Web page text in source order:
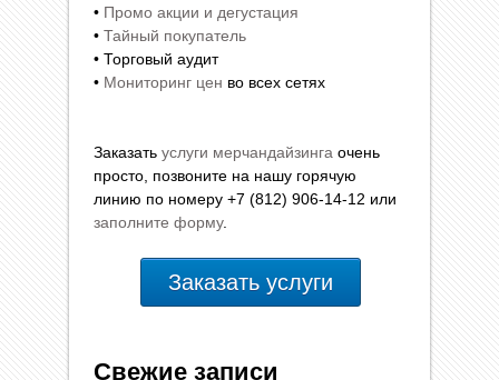
• Промо акции и дегустация
• Тайный покупатель
• Торговый аудит
• Мониторинг цен во всех сетях
Заказать услуги мерчандайзинга очень
просто, позвоните на нашу горячую
линию по номеру +7 (812) 906-14-12 или
заполните форму.
Заказать услуги
Свежие записи